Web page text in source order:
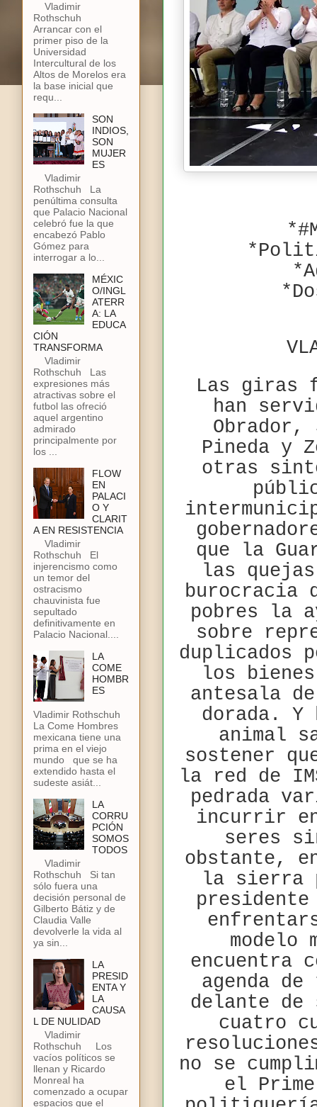
Las giras
han
Obrador,
Pineda y
otras
que la
las
burocracia
pobres la
sobre
duplicados
los
antesala
dorada. Y
animal
sostener
la red de
pedrada
incurrir
seres
obstante,
la sierra
presidente
modelo
encuentra
agenda
delante
cuatro
no se
el
Vladimir
Rothschuh
Arrancar con el
primer piso de la
Universidad
Intercultural de los
Altos de Morelos era
la base inicial que
requ...
SON
INDIOS,
SON
MUJER
ES
Vladimir
Rothschuh La
penúltima consulta
que Palacio Nacional
celebró fue la que
encabezó Pablo
Gómez para
interrogar a lo...
MÉXIC
O/INGL
ATERR
A: LA
EDUCA
CIÓN
TRANSFORMA
Vladimir
Rothschuh Las
expresiones más
atractivas sobre el
futbol las ofreció
aquel argentino
admirado
principalmente por
los ...
FLOW
EN
PALACI
O Y
CLARIT
A EN RESISTENCIA
Vladimir
Rothschuh El
injerencismo como
un temor del
ostracismo
chauvinista fue
sepultado
definitivamente en
Palacio Nacional....
LA
COME
HOMBR
ES
Vladimir Rothschuh
La Come Hombres
mexicana tiene una
prima en el viejo
mundo que se ha
extendido hasta el
sudeste asiát...
LA
CORRU
PCIÓN
SOMOS
TODOS
Vladimir
Rothschuh Si tan
sólo fuera una
decisión personal de
Gilberto Bátiz y de
Claudia Valle
devolverle la vida al
ya sin...
LA
PRESID
ENTA Y
LA
CAUSA
L DE NULIDAD
Vladimir
Rothschuh Los
vacíos políticos se
llenan y Ricardo
Monreal ha
comenzado a ocupar
espacios que el